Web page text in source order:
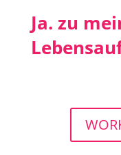
Ja. zu